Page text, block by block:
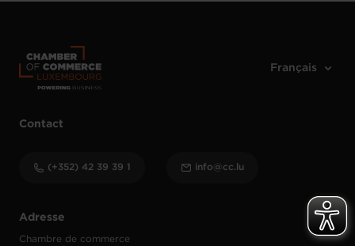
Adresse
Chambre de commerce
Contact
(+352) 42 39 39 1 info@cc.lu